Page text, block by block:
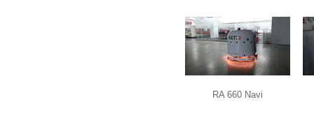
RA 660 Navi